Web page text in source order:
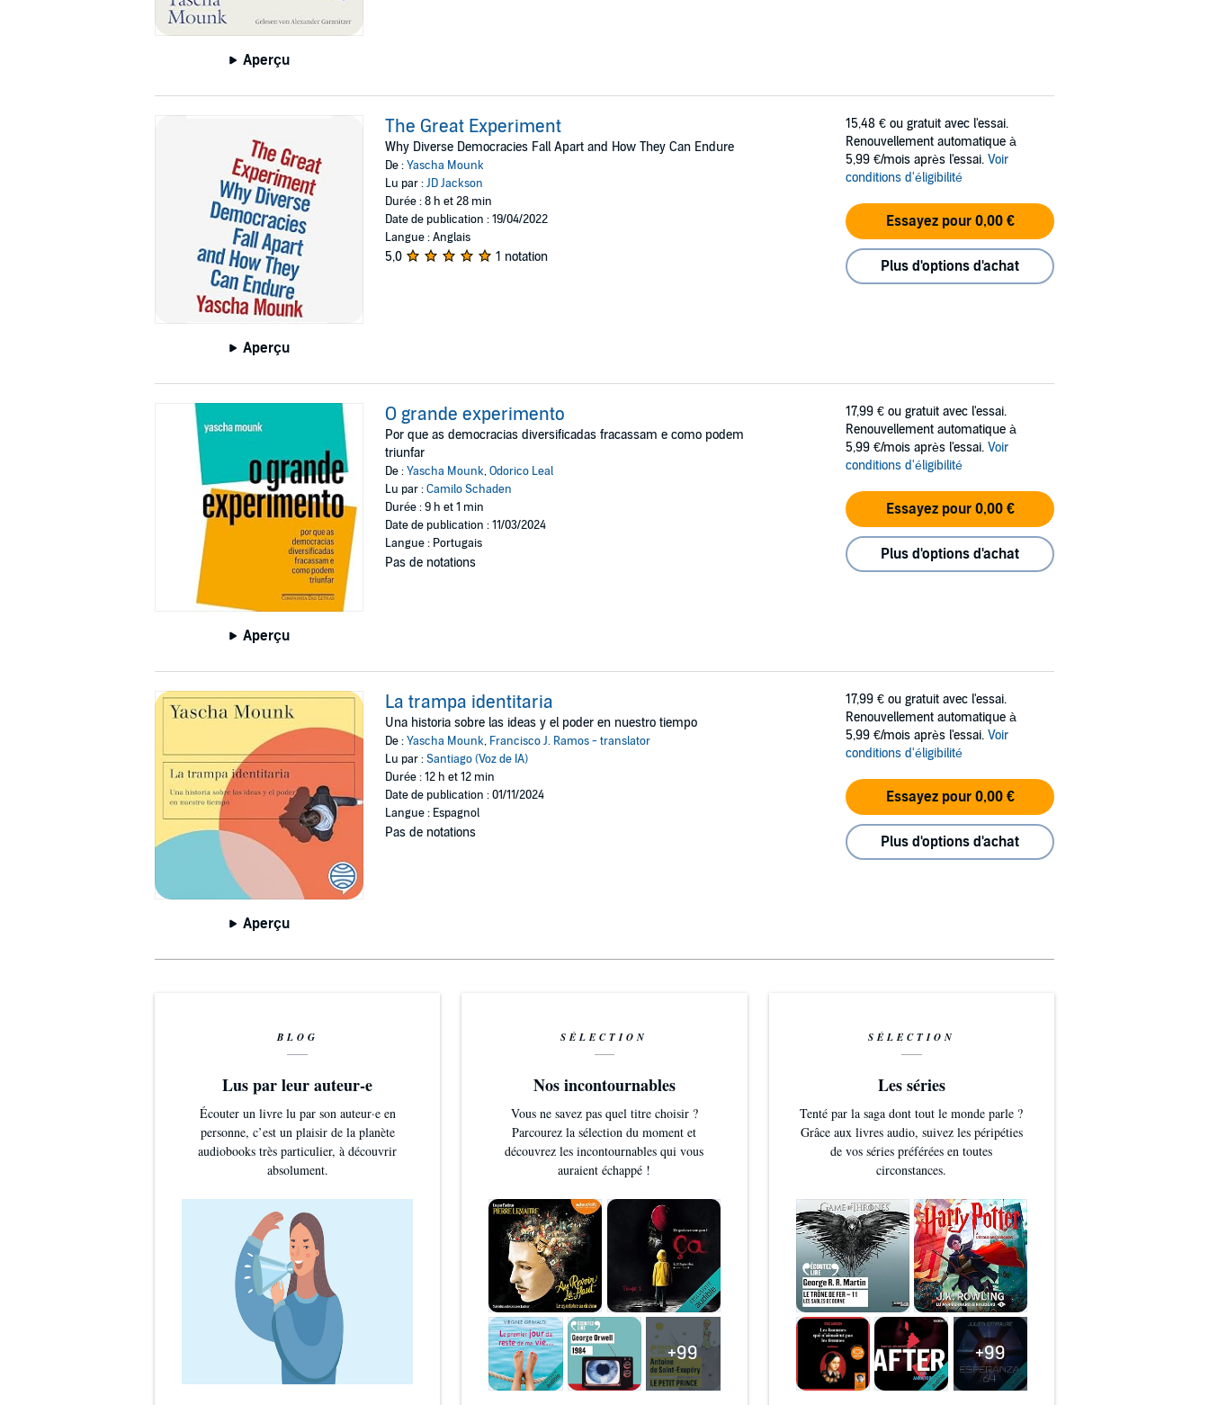
Aperçu
Aperçu
The Great Experiment
Why Diverse Democracies Fall Apart and How They Can Endure
De :Yascha Mounk
Lu par :JD Jackson
Durée : 8 h et 28 min
Date de publication : 19/04/2022
Langue : Anglais
5,0 1 notation
15,48 € ou gratuit avec l'essai.
Renouvellement automatique à
5,99 €/mois après l'essai. Voir
conditions d'éligibilité
Essayez pour 0,00 €
Plus d'options d'achat
Aperçu
O grande experimento
Por que as democracias diversificadas fracassam e como podem
triunfar
De :Yascha Mounk,Odorico Leal
Lu par :Camilo Schaden
Durée : 9 h et 1 min
Date de publication : 11/03/2024
Langue : Portugais
Pas de notations
17,99 € ou gratuit avec l'essai.
Renouvellement automatique à
5,99 €/mois après l'essai. Voir
conditions d'éligibilité
Essayez pour 0,00 €
Plus d'options d'achat
Aperçu
La trampa identitaria
Una historia sobre las ideas y el poder en nuestro tiempo
De :Yascha Mounk, Francisco J. Ramos - translator
Lu par :Santiago (Voz de IA)
Durée : 12 h et 12 min
Date de publication : 01/11/2024
Langue : Espagnol
Pas de notations
17,99 € ou gratuit avec l'essai.
Renouvellement automatique à
5,99 €/mois après l'essai. Voir
conditions d'éligibilité
Essayez pour 0,00 €
Plus d'options d'achat
BLOG
Lus par leur auteur-e
Écouter un livre lu par son auteur·e en
personne, c’est un plaisir de la planète
audiobooks très particulier, à découvrir
absolument.
SÉLECTION
Nos incontournables
Vous ne savez pas quel titre choisir ?
Parcourez la sélection du moment et
découvrez les incontournables qui vous
auraient échappé !
+99
SÉLECTION
Les séries
Tenté par la saga dont tout le monde parle ?
Grâce aux livres audio, suivez les péripéties
de vos séries préférées en toutes
circonstances.
+99